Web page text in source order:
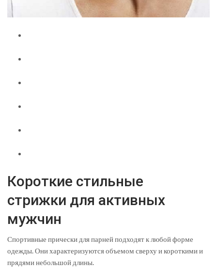
Короткие стильные
стрижки для активных
мужчин
Спортивные прически для парней подходят к любой форме
одежды. Они характеризуются объемом сверху и короткими и
прядями небольшой длины.